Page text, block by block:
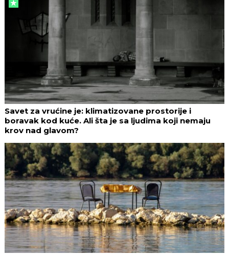
Savet za vrućine je: klimatizovane prostorije i
boravak kod kuće. Ali šta je sa ljudima koji nemaju
krov nad glavom?